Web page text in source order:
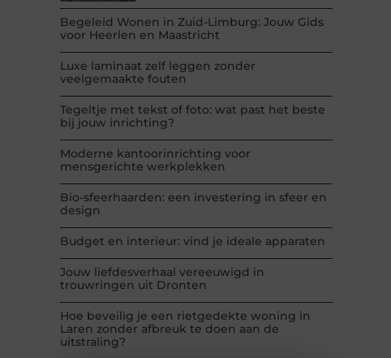
Begeleid Wonen in Zuid-Limburg: Jouw Gids
voor Heerlen en Maastricht
Luxe laminaat zelf leggen zonder
veelgemaakte fouten
Tegeltje met tekst of foto: wat past het beste
bij jouw inrichting?
Moderne kantoorinrichting voor
mensgerichte werkplekken
Bio-sfeerhaarden: een investering in sfeer en
design
Budget en interieur: vind je ideale apparaten
Jouw liefdesverhaal vereeuwigd in
trouwringen uit Dronten
Hoe beveilig je een rietgedekte woning in
Laren zonder afbreuk te doen aan de
uitstraling?